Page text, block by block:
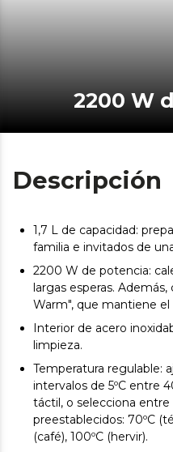
2200 W
Descripción
1,7 L de capacidad:
familia e invitados de
2200 W de potencia:
largas esperas.
Warm", que mantiene el
Interior de acero
limpieza.
Temperatura regulable:
intervalos de 5ºC entre
táctil, o selecciona
preestablecidos: 70ºC
(café), 100ºC (hervir).